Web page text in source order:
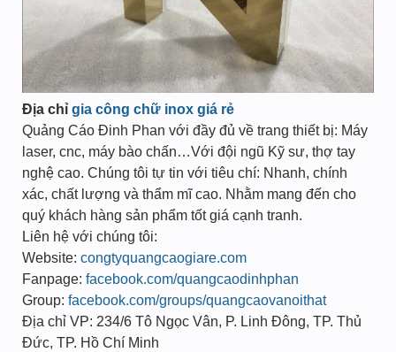
Địa chỉ gia công chữ inox giá rẻ
Quảng Cáo Đinh Phan với đầy đủ về trang thiết bị: Máy
laser, cnc, máy bào chấn…Với đội ngũ Kỹ sư, thợ tay
nghệ cao. Chúng tôi tự tin với tiêu chí: Nhanh, chính
xác, chất lượng và thẩm mĩ cao. Nhằm mang đến cho
quý khách hàng sản phẩm tốt giá cạnh tranh.
Liên hệ với chúng tôi:
Website: congtyquangcaogiare.com
Fanpage: facebook.com/quangcaodinhphan
Group: facebook.com/groups/quangcaovanoithat
Địa chỉ VP: 234/6 Tô Ngọc Vân, P. Linh Đông, TP. Thủ
Đức, TP. Hồ Chí Minh